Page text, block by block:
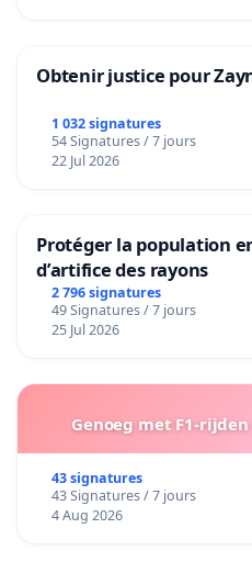
Obtenir justice pour
1 032 signatures
54 Signatures / 7 jours
22 Jul 2026
Protéger la population
d’artifice des rayons
2 796 signatures
49 Signatures / 7 jours
25 Jul 2026
Genoeg met F1-
43 signatures
43 Signatures / 7 jours
4 Aug 2026